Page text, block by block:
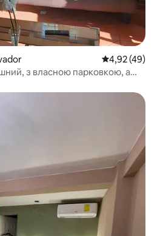
Середня
4,92 (49)
з власною парковкою, а